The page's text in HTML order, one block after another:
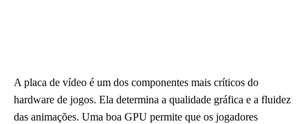
A placa de vídeo é um dos componentes mais críticos do
hardware de jogos. Ela determina a qualidade gráfica e a fluidez
das animações. Uma boa GPU permite que os jogadores